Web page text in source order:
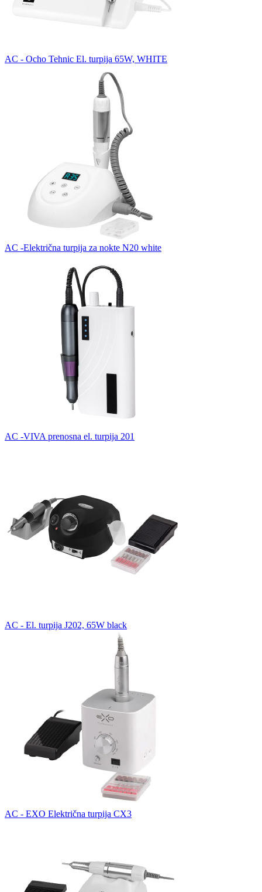
AC - Ocho Tehnic El. turpija 65W, WHITE
AC -Električna turpija za nokte N20 white
AC -VIVA prenosna el. turpija 201
AC - El. turpija J202, 65W black
AC - EXO Električna turpija CX3